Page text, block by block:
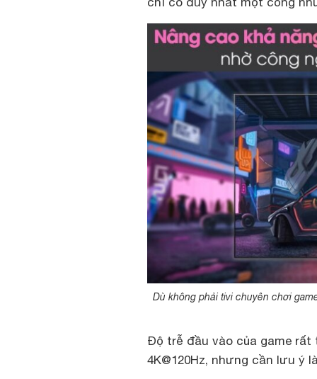
Dù không phải tivi chuyên chơi
Độ trễ đầu vào của game rất
4K@120Hz, nhưng cần lưu ý